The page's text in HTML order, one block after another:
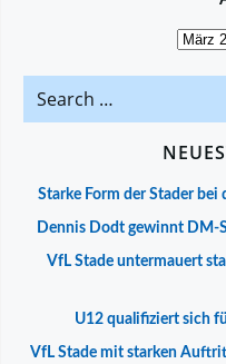
Archiv
Search
for:
Starke Form der Stader
Dennis Dodt gewinnt DM-
VfL Stade untermauert
U12 qualifiziert sich
VfL Stade mit starken